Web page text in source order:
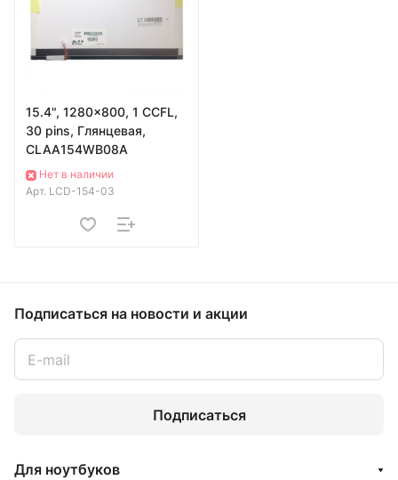
15.4", 1280x800, 1 CCFL,
30 pins, Глянцевая,
CLAA154WB08A
Нет в наличии
Арт. LCD-154-03
Подписаться на новости и акции
Подписаться
Для ноутбуков